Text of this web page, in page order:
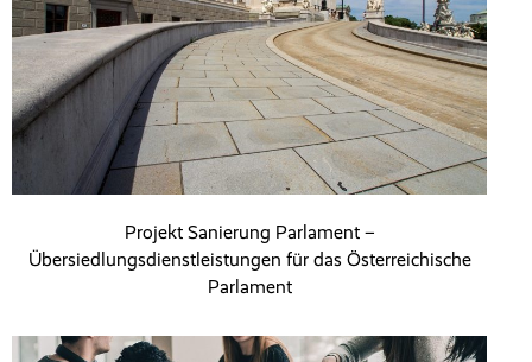
Projekt Sanierung Parlament –
Übersiedlungsdienstleistungen für das Österreichische
Parlament